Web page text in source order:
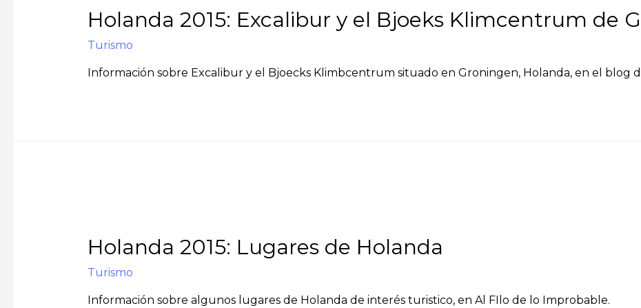
Holanda 2015: Excalibur y el Bjoeks Klimcentrum de
Turismo
Información sobre Excalibur y el Bjoecks Klimbcentrum situado en Groningen, Holanda, en el blog
Holanda 2015: Lugares de Holanda
Turismo
Información sobre algunos lugares de Holanda de interés turistico, en Al FIlo de lo Improbable.